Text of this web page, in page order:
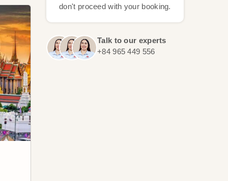
don't proceed with your booking.
Talk to our experts
+84 965 449 556